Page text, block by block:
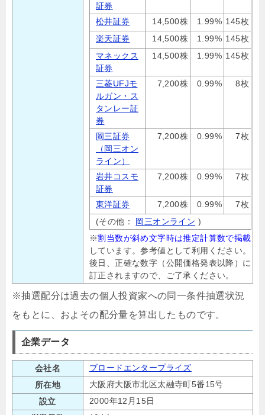
証券
松井証券 14,500株 1.99% 145枚
楽天証券
14,500株 1.99% 145枚
マネックス
証券
14,500株 1.99% 145枚
三菱UFJモ
ルガン・ス
タンレー証
券
7,200株 0.99% 8枚
岡三証券
（岡三オン
ライン）
7,200株 0.99% 7枚
岩井コスモ
証券
7,200株 0.99% 7枚
東洋証券 7,200株 0.99%
7枚
(その他： 岡三オンライン )
※割当数が斜め文字時は推定計算数で掲載
しています。参考値として利用ください。
後日、正確な数字（公開価格発表以降）に
訂正されますので、ご了承ください。
※抽選配分は過去の個人投資家への同一条件抽選状況
をもとに、およその配分量を算出したものです。
企業データ
会社名
ブロードエンタープライズ
所在地
大阪府大阪市北区太融寺町5番15号
設立
2000年12月15日